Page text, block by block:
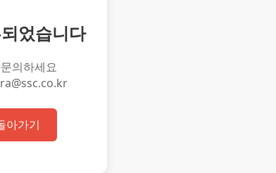
었습니다
의하세요
아가기